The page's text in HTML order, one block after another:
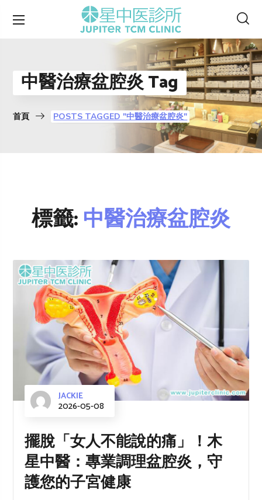
中醫治療盆腔炎 Tag
首頁 POSTS TAGGED "中醫治療盆腔炎"
標籤:中醫治療盆腔炎
JACKIE
2026-05-08
擺脫「女人不能說的痛」！木
星中醫：專業調理盆腔炎，守
護您的子宮健康